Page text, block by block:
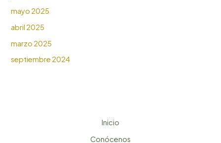
mayo 2025
abril 2025
marzo 2025
septiembre 2024
Inicio
Conócenos